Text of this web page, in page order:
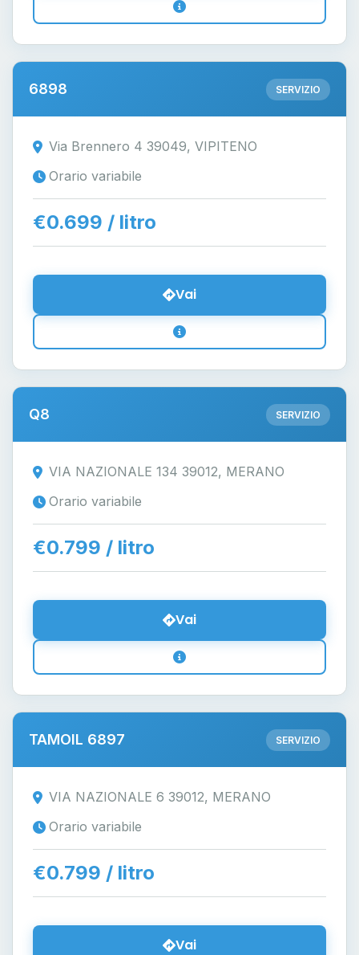
6898 SERVIZIO
Via Brennero 4 39049, VIPITENO
Orario variabile
€0.699 / litro
Vai
Q8 SERVIZIO
VIA NAZIONALE 134 39012, MERANO
Orario variabile
€0.799 / litro
Vai
TAMOIL 6897 SERVIZIO
VIA NAZIONALE 6 39012, MERANO
Orario variabile
€0.799 / litro
Vai